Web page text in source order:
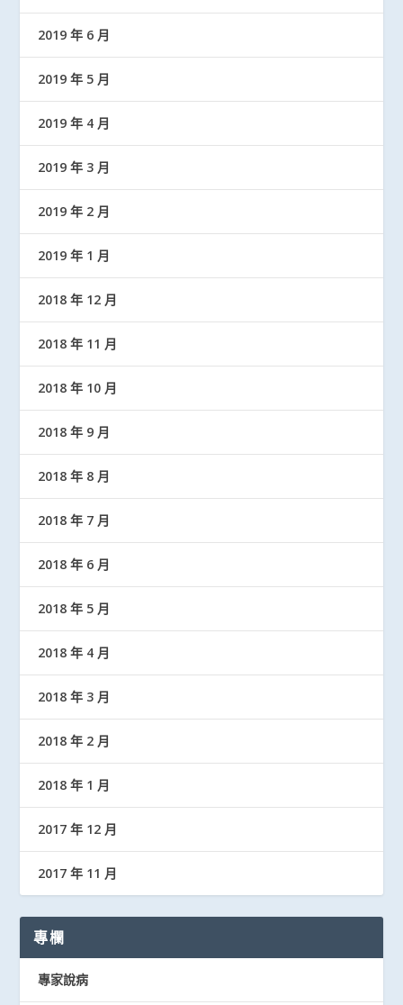
2019 年 6 月
2019 年 5 月
2019 年 4 月
2019 年 3 月
2019 年 2 月
2019 年 1 月
2018 年 12 月
2018 年 11 月
2018 年 10 月
2018 年 9 月
2018 年 8 月
2018 年 7 月
2018 年 6 月
2018 年 5 月
2018 年 4 月
2018 年 3 月
2018 年 2 月
2018 年 1 月
2017 年 12 月
2017 年 11 月
專欄
專家說病